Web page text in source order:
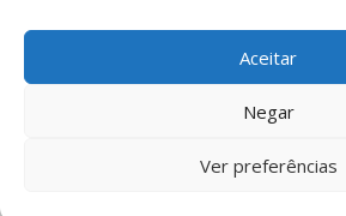
Aceitar
Negar
Ver preferências
© Copyright 2011-2026
Agência de Comunicação Grita